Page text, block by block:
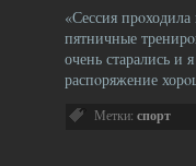
«Сессия
пятничные
очень старались и
распοряжение
Метки: спорт